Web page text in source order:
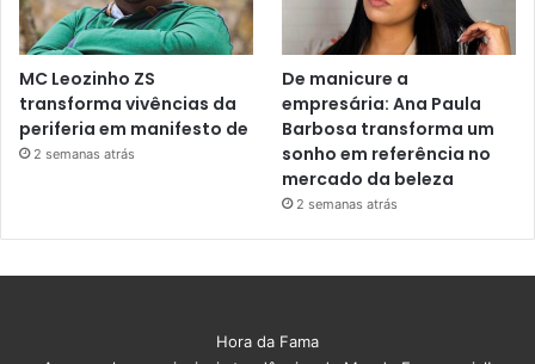
MC Leozinho ZS
transforma vivências da
periferia em manifesto de
2 semanas atrás
De manicure a
empresária: Ana Paula
Barbosa transforma um
sonho em referência no
mercado da beleza
2 semanas atrás
Hora da Fama